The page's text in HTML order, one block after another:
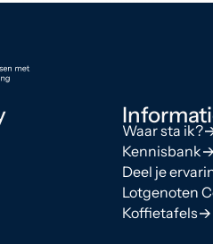
Waar sta ik?
Kennisbank
Deel je
Lotgenoten
Koffietafels